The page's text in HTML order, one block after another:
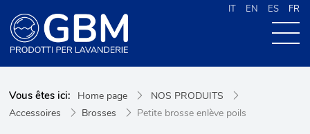
IT EN ES FR
NOS PRODUITS
Vous êtes ici: Home page
NOS PRODUITS
Accessoires
Brosses Petite brosse enlève poils